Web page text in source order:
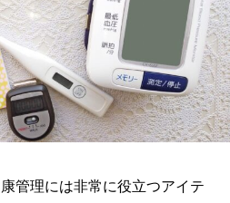
管理には非常に役立つアイテ